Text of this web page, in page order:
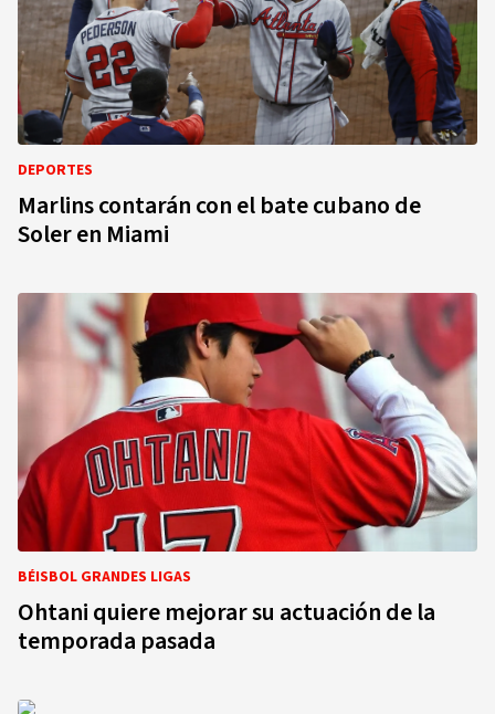
DEPORTES
Marlins contarán con el bate cubano de
Soler en Miami
BÉISBOL GRANDES LIGAS
Ohtani quiere mejorar su actuación de la
temporada pasada